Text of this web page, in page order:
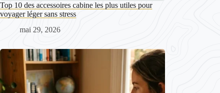
Top 10 des accessoires cabine les plus utiles pour
voyager léger sans stress
mai 29, 2026